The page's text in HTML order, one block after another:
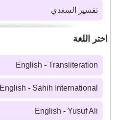
تفسير السعدي
اختر اللغة
English - Transliteration
English - Sahih International
English - Yusuf Ali